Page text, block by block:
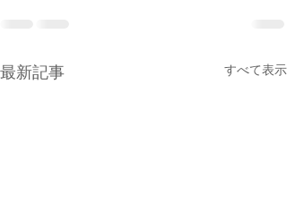
最新記事 すべて表示